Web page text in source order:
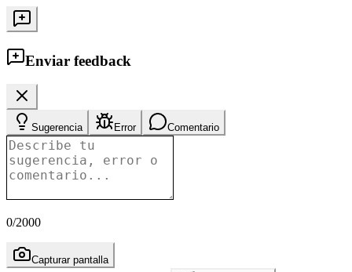
Enviar feedback
Sugerencia Error Comentario
0/2000
Capturar pantalla